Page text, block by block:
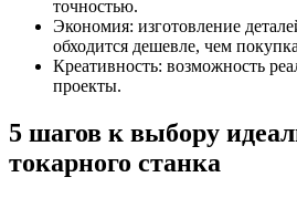
точностью.
Экономия: изготовление
обходится дешевле, чем
Креативность: возможность
проекты.
5 шагов к выбору
токарного станка